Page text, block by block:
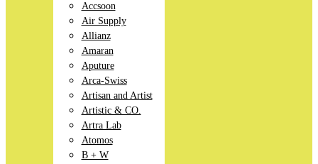
Accsoon
Air Supply
Allianz
Amaran
Aputure
Arca-Swiss
Artisan and Artist
Artistic & CO.
Artra Lab
Atomos
B + W